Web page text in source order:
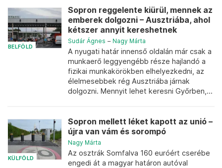
BELFÖLD
Sopron reggelente kiürül, mennek az
emberek dolgozni – Ausztriába, ahol
kétszer annyit kereshetnek
Sudár Ágnes – Nagy Márta
A nyugati határ innenső oldalán már csak a
munkaerő leggyengébb része hajlandó a
fizikai munkakörökben elhelyezkedni, az
élelmesebbek rég Ausztriába járnak
dolgozni. Mennyit lehet keresni Győrben,...
KÜLFÖLD
Sopron mellett léket kapott az unió –
újra van vám és sorompó
Nagy Márta
Az osztrák Somfalva 160 euróért cserébe
engedi át a magyar határon autóval